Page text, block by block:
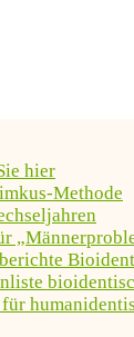
hier
Methode